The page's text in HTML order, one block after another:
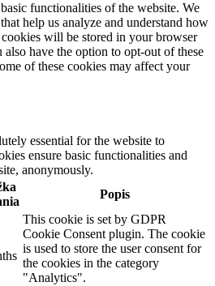
functionalities of the website. We
help us analyze and understand how
will be stored in your browser
have the option to opt-out of these
of these cookies may affect your
essential for the website to
ensure basic functionalities and
anonymously.
Popis
This cookie is set by GDPR
Cookie Consent plugin. The cookie
is used to store the user consent for
the cookies in the category
"Analytics".